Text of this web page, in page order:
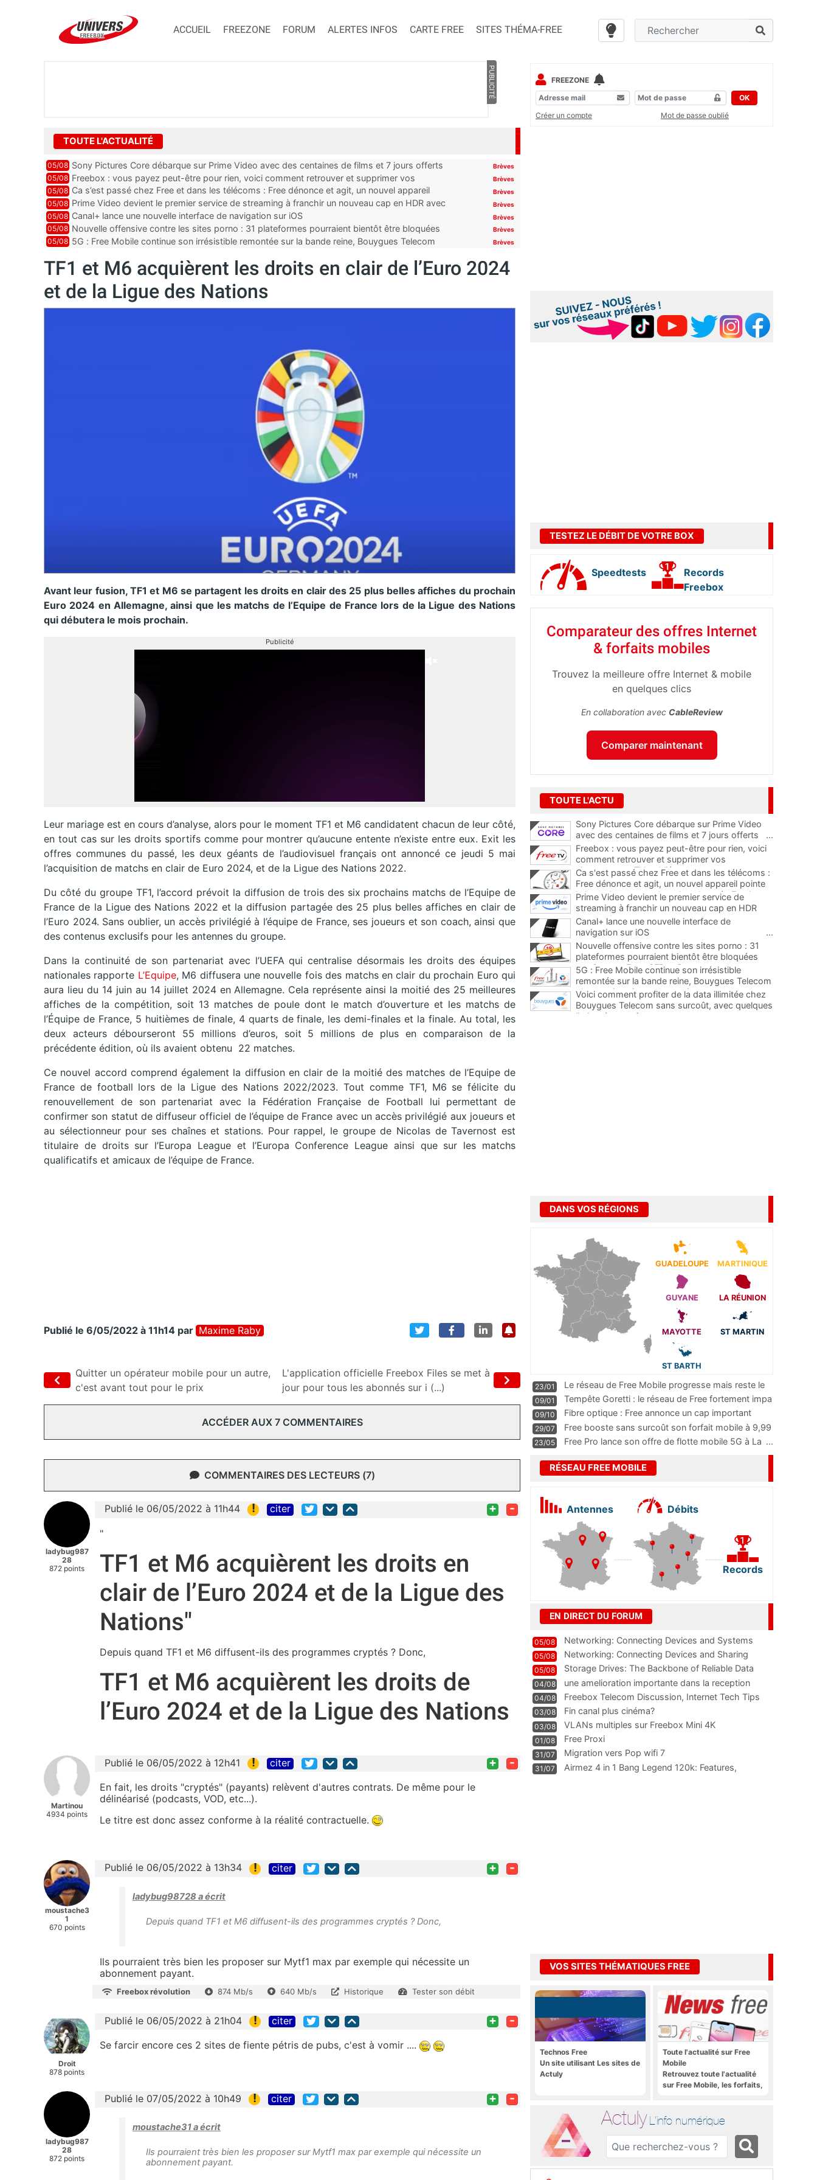
ACCUEIL FREEZONE FORUM ALERTES INFOS CARTE FREE SITES THÉMA-FREE
PUBLICITÉ
TOUTE L'ACTUALITÉ
05/08 Sony Pictures Core débarque sur Prime Video avec des centaines de films et 7 jours offerts Brèves
05/08 Freebox : vous payez peut-être pour rien, voici comment retrouver et supprimer vos
abonnements TV oubliés
Brèves
05/08 Ca s’est passé chez Free et dans les télécoms : Free dénonce et agit, un nouvel appareil
pointe le bout de...
Brèves
05/08 Prime Video devient le premier service de streaming à franchir un nouveau cap en HDR avec
ce lancement
Brèves
05/08 Canal+ lance une nouvelle interface de navigation sur iOS Brèves
05/08 Nouvelle offensive contre les sites porno : 31 plateformes pourraient bientôt être bloquées
par Orange, Free, SF...
Brèves
05/08 5G : Free Mobile continue son irrésistible remontée sur la bande reine, Bouygues Telecom
Brèves
TF1 et M6 acquièrent les droits en clair de l’Euro 2024
et de la Ligue des Nations
Avant leur fusion, TF1 et M6 se partagent les droits en clair des 25 plus belles affiches du prochain
Euro 2024 en Allemagne, ainsi que les matchs de l’Equipe de France lors de la Ligue des Nations
qui débutera le mois prochain.
Publicité
Leur mariage est en cours d’analyse, alors pour le moment TF1 et M6 candidatent chacun de leur côté,
en tout cas sur les droits sportifs comme pour montrer qu’aucune entente n’existe entre eux. Exit les
offres communes du passé, les deux géants de l’audiovisuel français ont annoncé ce jeudi 5 mai
l’acquisition de matchs en clair de Euro 2024, et de la Ligue des Nations 2022.
Du côté du groupe TF1, l’accord prévoit la diffusion de trois des six prochains matchs de l’Equipe de
France de la Ligue des Nations 2022 et la diffusion partagée des 25 plus belles affiches en clair de
l’Euro 2024. Sans oublier, un accès privilégié à l’équipe de France, ses joueurs et son coach, ainsi que
des contenus exclusifs pour les antennes du groupe.
Dans la continuité de son partenariat avec l’UEFA qui centralise désormais les droits des équipes
nationales rapporte L’Equipe, M6 diffusera une nouvelle fois des matchs en clair du prochain Euro qui
aura lieu du 14 juin au 14 juillet 2024 en Allemagne. Cela représente ainsi la moitié des 25 meilleures
affiches de la compétition, soit 13 matches de poule dont le match d’ouverture et les matchs de
l’Équipe de France, 5 huitièmes de finale, 4 quarts de finale, les demi-finales et la finale. Au total, les
deux acteurs débourseront 55 millions d’euros, soit 5 millions de plus en comparaison de la
précédente édition, où ils avaient obtenu 22 matches.
Ce nouvel accord comprend également la diffusion en clair de la moitié des matches de l’Equipe de
France de football lors de la Ligue des Nations 2022/2023. Tout comme TF1, M6 se félicite du
renouvellement de son partenariat avec la Fédération Française de Football lui permettant de
confirmer son statut de diffuseur officiel de l’équipe de France avec un accès privilégié aux joueurs et
au sélectionneur pour ses chaînes et stations. Pour rappel, le groupe de Nicolas de Tavernost est
titulaire de droits sur l’Europa League et l’Europa Conference League ainsi que sur les matchs
qualificatifs et amicaux de l’équipe de France.
Publié le 6/05/2022 à 11h14 par Maxime Raby
Quitter un opérateur mobile pour un autre,
c'est avant tout pour le prix
L'application officielle Freebox Files se met à
jour pour tous les abonnés sur i (...)
ACCÉDER AUX 7 COMMENTAIRES
COMMENTAIRES DES LECTEURS (7)
ladybug987
28
872 points
Publié le 06/05/2022 à 11h44 ! citer + -
"
TF1 et M6 acquièrent les droits en
clair de l’Euro 2024 et de la Ligue des
Nations"
Depuis quand TF1 et M6 diffusent-ils des programmes cryptés ? Donc,
TF1 et M6 acquièrent les droits de
l’Euro 2024 et de la Ligue des Nations
Martinou
4934 points
Publié le 06/05/2022 à 12h41 ! citer + -
En fait, les droits "cryptés" (payants) relèvent d'autres contrats. De même pour le
délinéarisé (podcasts, VOD, etc...).
Le titre est donc assez conforme à la réalité contractuelle.
moustache3
1
670 points
Publié le 06/05/2022 à 13h34 ! citer + -
ladybug98728 a écrit
Depuis quand TF1 et M6 diffusent-ils des programmes cryptés ? Donc,
Ils pourraient très bien les proposer sur Mytf1 max par exemple qui nécessite un
abonnement payant.
Freebox révolution 874 Mb/s 640 Mb/s Historique Tester son débit
Droit
878 points
Publié le 06/05/2022 à 21h04 ! citer + -
Se farcir encore ces 2 sites de fiente pétris de pubs, c'est à vomir ....
ladybug987
28
872 points
Publié le 07/05/2022 à 10h49 ! citer + -
moustache31 a écrit
Ils pourraient très bien les proposer sur Mytf1 max par exemple qui nécessite un
abonnement payant.
FREEZONE
OK
Créer un compte
Mot de passe oublié
TESTEZ LE DÉBIT DE VOTRE BOX
Speedtests
Records
Freebox
Comparateur des offres Internet
& forfaits mobiles
Trouvez la meilleure offre Internet & mobile
en quelques clics
En collaboration avec CableReview
Comparer maintenant
TOUTE L'ACTU
Sony Pictures Core débarque sur Prime Video
avec des centaines de films et 7 jours offerts
...
Freebox : vous payez peut-être pour rien, voici
comment retrouver et supprimer vos
abonnements TV oubliés
...
Ca s'est passé chez Free et dans les télécoms :
Free dénonce et agit, un nouvel appareil pointe
le bout de son nez chez des abonnés Freebox...
Prime Video devient le premier service de
streaming à franchir un nouveau cap en HDR
avec ce lancement
Canal+ lance une nouvelle interface de
navigation sur iOS
...
Nouvelle offensive contre les sites porno : 31
plateformes pourraient bientôt être bloquées
par Orange, Free, SFR et Bouygues
5G : Free Mobile continue son irrésistible
remontée sur la bande reine, Bouygues Telecom
plus que jamais sous pression
Voici comment profiter de la data illimitée chez
Bouygues Telecom sans surcoût, avec quelques
limites à connaître
DANS VOS RÉGIONS
GUADELOUPE MARTINIQUE
GUYANE LA RÉUNION
MAYOTTE ST MARTIN
ST BARTH
23/01
Le réseau de Free Mobile progresse mais reste le
m
...
09/01
Tempête Goretti : le réseau de Free fortement impa
09/10
Fibre optique : Free annonce un cap important
pass
...
29/07
Free booste sans surcoût son forfait mobile à 9,99
23/05 Free Pro lance son offre de flotte mobile 5G à La ...
RÉSEAU FREE MOBILE
Antennes Débits
Records
EN DIRECT DU FORUM
05/08 Networking: Connecting Devices and Systems
05/08
Networking: Connecting Devices and Sharing
Information
05/08
Storage Drives: The Backbone of Reliable Data
Management
04/08
une amelioration importante dans la reception
WIFI
04/08
Freebox Telecom Discussion, Internet Tech Tips
Communi
03/08 Fin canal plus cinéma?
03/08 VLANs multiples sur Freebox Mini 4K
01/08 Free Proxi
31/07 Migration vers Pop wifi 7
31/07
Airmez 4 in 1 Bang Legend 120k: Features,
VOS SITES THÉMATIQUES FREE
Technos Free
Un site utilisant Les sites de
Actuly
Toute l'actualité sur Free
Mobile
Retrouvez toute l'actualité
sur Free Mobile, les forfaits,
bien plus encore
Actuly L'info numérique